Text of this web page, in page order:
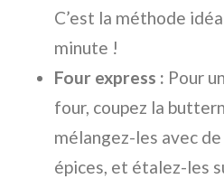
C’est la méthode
minute !
Four express : Pour
four, coupez la
mélangez-les avec de
épices, et étalez-les